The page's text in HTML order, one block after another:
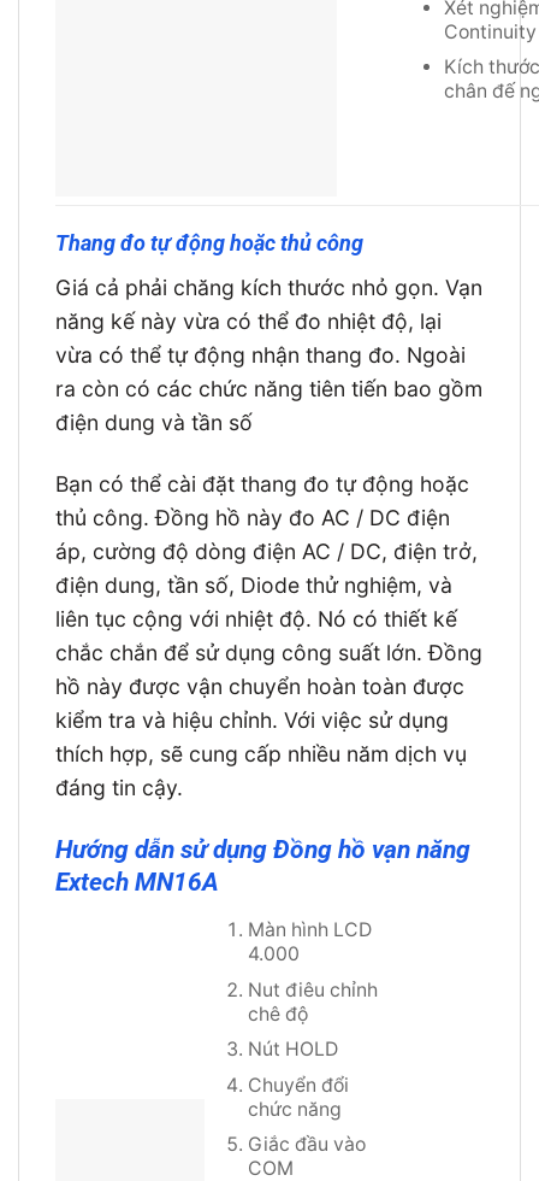
Xét
Kích
chân đế
Thang đo tự động hoặc thủ công
Giá cả phải chăng kích thước nhỏ gọn. Vạn
năng kế này vừa có thể đo nhiệt độ, lại
vừa có thể tự động nhận thang đo. Ngoài
ra còn có các chức năng tiên tiến bao gồm
điện dung và tần số
Bạn có thể cài đặt thang đo tự động hoặc
thủ công. Đồng hồ này đo AC / DC điện
áp, cường độ dòng điện AC / DC, điện trở,
điện dung, tần số, Diode thử nghiệm, và
liên tục cộng với nhiệt độ. Nó có thiết kế
chắc chắn để sử dụng công suất lớn. Đồng
hồ này được vận chuyển hoàn toàn được
kiểm tra và hiệu chỉnh. Với việc sử dụng
thích hợp, sẽ cung cấp nhiều năm dịch vụ
đáng tin cậy.
Hướng dẫn sử dụng Đồng hồ vạn năng
Extech MN16A
Màn hình LCD
4.000
Nut điêu chỉnh
chê độ
Nút HOLD
Chuyển đổi
chức năng
Giắc đầu vào
COM